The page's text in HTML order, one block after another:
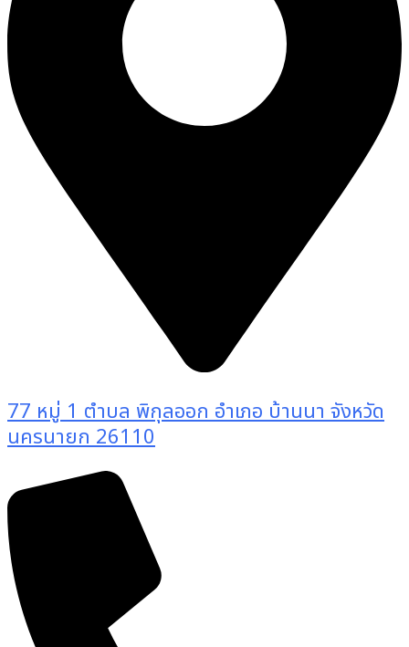
77 หมู่ 1 ตำบล พิกุลออก อำเภอ บ้านนา จังหวัด
นครนายก 26110